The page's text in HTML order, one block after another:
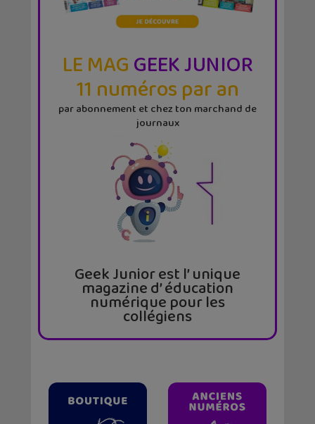
LE MAGGEEK JUNIOR
11 numéros par an
par abonnement et chez ton marchand de
journaux
Geek Junior est l’ unique
magazine d’ éducation
numérique pour les
collégiens